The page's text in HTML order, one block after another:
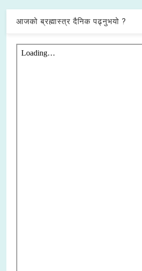
आजको ब्रह्मास्त्र दैनिक पढ्नुभयो ?